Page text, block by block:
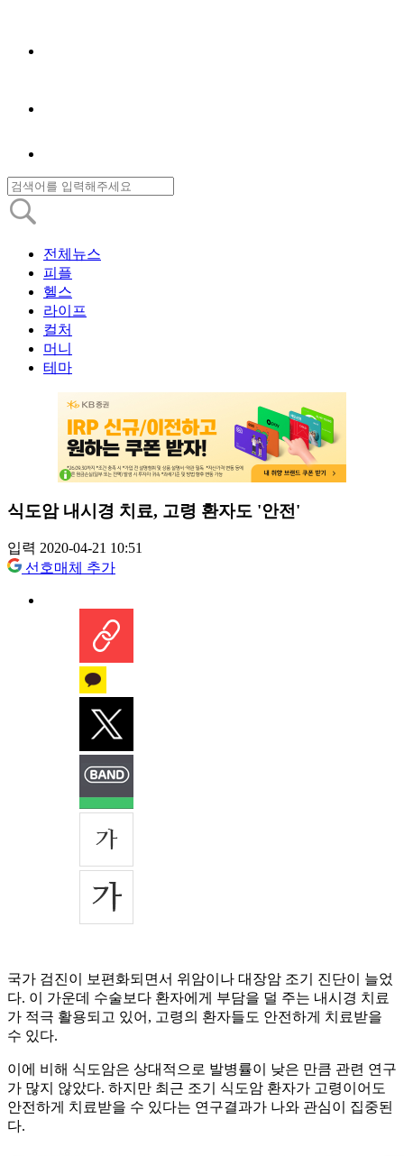
전체뉴스
피플
헬스
라이프
컬처
머니
테마
식도암 내시경 치료, 고령 환자도 '안전'
입력 2020-04-21 10:51
선호매체 추가
국가 검진이 보편화되면서 위암이나 대장암 조기 진단이 늘었
다. 이 가운데 수술보다 환자에게 부담을 덜 주는 내시경 치료
가 적극 활용되고 있어, 고령의 환자들도 안전하게 치료받을
수 있다.
이에 비해 식도암은 상대적으로 발병률이 낮은 만큼 관련 연구
가 많지 않았다. 하지만 최근 조기 식도암 환자가 고령이어도
안전하게 치료받을 수 있다는 연구결과가 나와 관심이 집중된
다.